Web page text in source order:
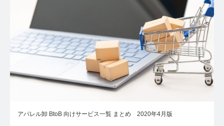
アパレル卸 BtoB 向けサービス一覧 まとめ 2020年4月版